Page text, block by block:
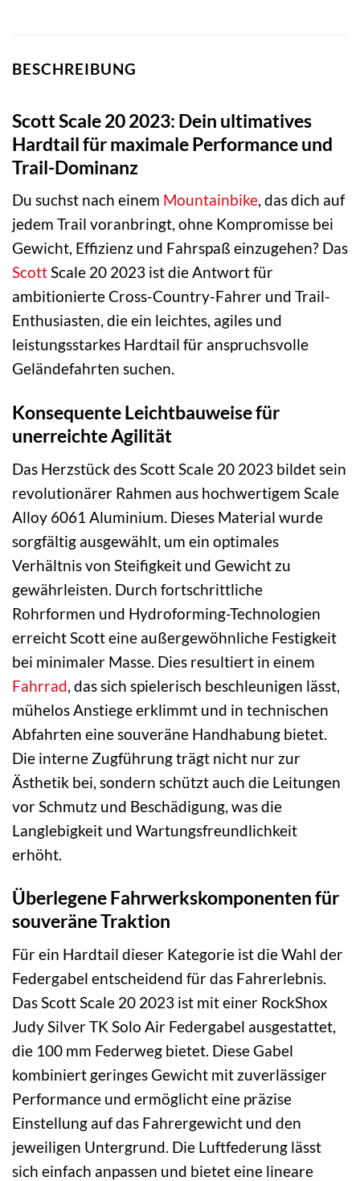
BESCHREIBUNG
Scott Scale 20 2023: Dein ultimatives
Hardtail für maximale Performance und
Trail-Dominanz
Du suchst nach einem Mountainbike, das dich auf
jedem Trail voranbringt, ohne Kompromisse bei
Gewicht, Effizienz und Fahrspaß einzugehen? Das
ScottScale 20 2023 ist die Antwort für
ambitionierte Cross-Country-Fahrer und Trail-
Enthusiasten, die ein leichtes, agiles und
leistungsstarkes Hardtail für anspruchsvolle
Geländefahrten suchen.
Konsequente Leichtbauweise für
unerreichte Agilität
Das Herzstück des Scott Scale 20 2023 bildet sein
revolutionärer Rahmen aus hochwertigem Scale
Alloy 6061 Aluminium. Dieses Material wurde
sorgfältig ausgewählt, um ein optimales
Verhältnis von Steifigkeit und Gewicht zu
gewährleisten. Durch fortschrittliche
Rohrformen und Hydroforming-Technologien
erreicht Scott eine außergewöhnliche Festigkeit
bei minimaler Masse. Dies resultiert in einem
Fahrrad , das sich spielerisch beschleunigen lässt,
mühelos Anstiege erklimmt und in technischen
Abfahrten eine souveräne Handhabung bietet.
Die interne Zugführung trägt nicht nur zur
Ästhetik bei, sondern schützt auch die Leitungen
vor Schmutz und Beschädigung, was die
Langlebigkeit und Wartungsfreundlichkeit
erhöht.
Überlegene Fahrwerkskomponenten für
souveräne Traktion
Für ein Hardtail dieser Kategorie ist die Wahl der
Federgabel entscheidend für das Fahrerlebnis.
Das Scott Scale 20 2023 ist mit einer RockShox
Judy Silver TK Solo Air Federgabel ausgestattet,
die 100 mm Federweg bietet. Diese Gabel
kombiniert geringes Gewicht mit zuverlässiger
Performance und ermöglicht eine präzise
Einstellung auf das Fahrergewicht und den
jeweiligen Untergrund. Die Luftfederung lässt
sich einfach anpassen und bietet eine lineare